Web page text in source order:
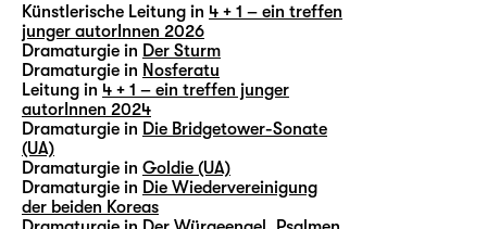
Künstlerische Leitung in 4 + 1 – ein treffen
junger autorInnen 2026
Dramaturgie in Der Sturm
Dramaturgie in Nosferatu
Leitung in 4 + 1 – ein treffen junger
autorInnen 2024
Dramaturgie in Die Bridgetower-Sonate
(UA)
Dramaturgie in Goldie (UA)
Dramaturgie in Die Wiedervereinigung
der beiden Koreas